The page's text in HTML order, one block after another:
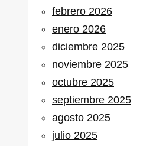
febrero 2026
enero 2026
diciembre 2025
noviembre 2025
octubre 2025
septiembre 2025
agosto 2025
julio 2025